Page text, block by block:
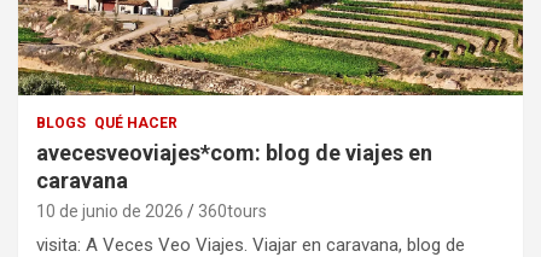
BLOGS QUÉ HACER
avecesveoviajes*com: blog de viajes en
caravana
10 de junio de 2026 360tours
visita: A Veces Veo Viajes. Viajar en caravana, blog de